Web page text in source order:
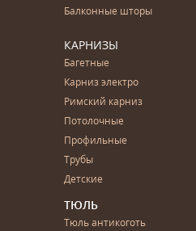
Балконные шторы
КАРНИЗЫ
Багетные
Карниз электро
Римский карниз
Потолочные
Профильные
Трубы
Детские
ТЮЛЬ
Тюль антикоготь